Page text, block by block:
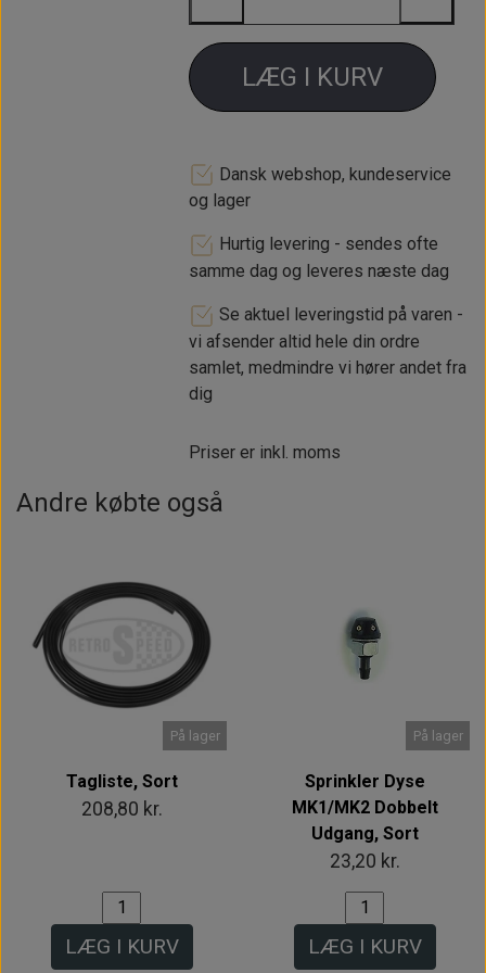
LÆG I KURV
Dansk webshop, kundeservice
og lager
Hurtig levering - sendes ofte
samme dag og leveres næste dag
Se aktuel leveringstid på varen -
vi afsender altid hele din ordre
samlet, medmindre vi hører andet fra
dig
Priser er inkl. moms
Andre købte også
På lager
Tagliste, Sort
208,80 kr.
LÆG I KURV
På lager
Sprinkler Dyse
MK1/MK2 Dobbelt
Udgang, Sort
23,20 kr.
LÆG I KURV